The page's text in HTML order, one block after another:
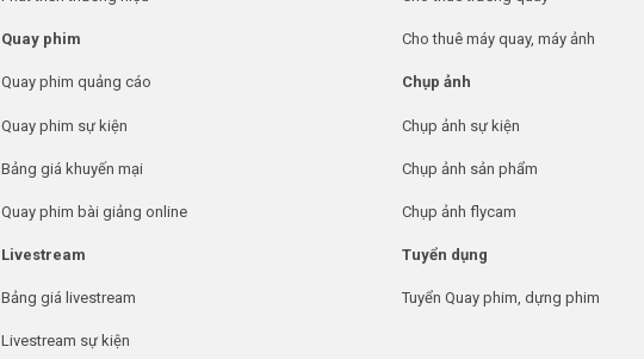
Quay phim
Quay phim quảng cáo
Quay phim sự kiện
Bảng giá khuyến mại
Quay phim bài giảng online
Livestream
Bảng giá livestream
Livestream sự kiện
Cho thuê máy quay, máy ảnh
Chụp ảnh
Chụp ảnh sự kiện
Chụp ảnh sản phẩm
Chụp ảnh flycam
Tuyển dụng
Tuyển Quay phim, dựng phim